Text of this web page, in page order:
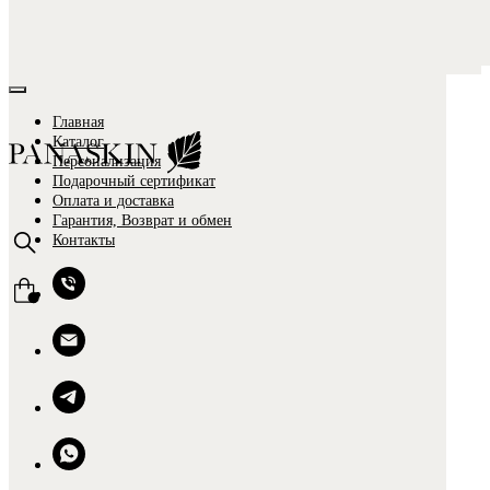
Главная
Каталог
Персонализация
Подарочный сертификат
Оплата и доставка
Гарантия, Возврат и обмен
Контакты